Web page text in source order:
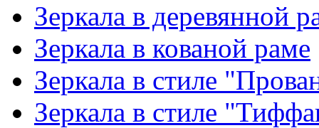
Зеркала в деревянной
Зеркала в кованой раме
Зеркала в стиле
Зеркала в стиле